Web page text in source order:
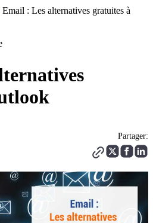
Email : Les alternatives gratuites à
Partager: